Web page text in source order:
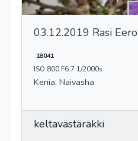
03.12.2019 Rasi Eero
18041
ISO:800 F6.7 1/2000s
Kenia, Naivasha
keltavästäräkki